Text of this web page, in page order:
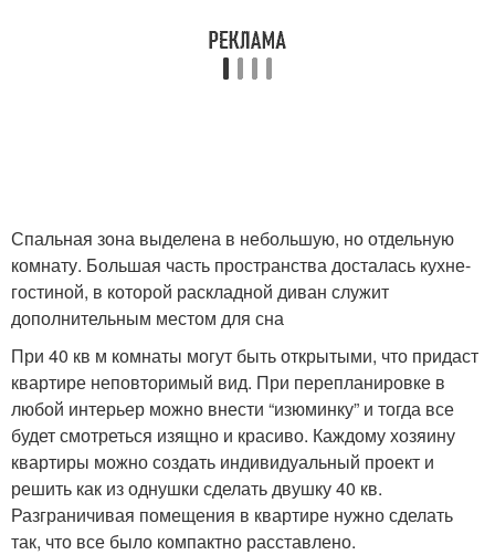
Спальная зона выделена в небольшую, но отдельную
комнату. Большая часть пространства досталась кухне-
гостиной, в которой раскладной диван служит
дополнительным местом для сна
При 40 кв м комнаты могут быть открытыми, что придаст
квартире неповторимый вид. При перепланировке в
любой интерьер можно внести “изюминку” и тогда все
будет смотреться изящно и красиво. Каждому хозяину
квартиры можно создать индивидуальный проект и
решить как из однушки сделать двушку 40 кв.
Разграничивая помещения в квартире нужно сделать
так, что все было компактно расставлено.